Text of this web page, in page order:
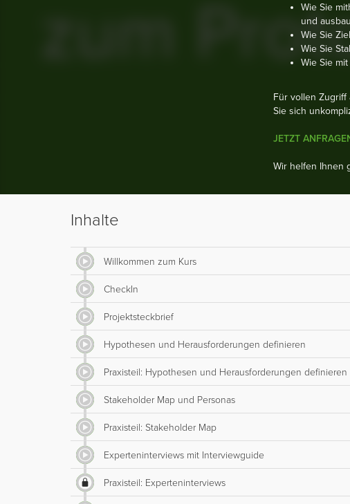
Wie Sie
und
Wie Sie
Wie Sie
Wie Sie
Für vollen Zugriff
Sie sich
JETZT
Wir helfen Ihnen
Inhalte
Willkommen zum Kurs
CheckIn
Projektsteckbrief
Hypothesen und Herausforderungen definieren
Praxisteil: Hypothesen und Herausforderungen definieren
Stakeholder Map und Personas
Praxisteil: Stakeholder Map
Experteninterviews mit Interviewguide
Praxisteil: Experteninterviews